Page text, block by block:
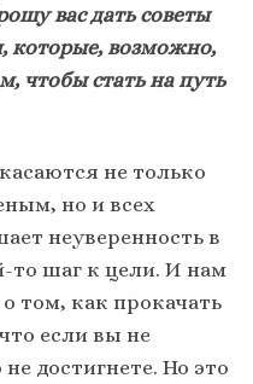
вас дать советы
возможно,
чтобы стать на путь
не только
но и всех
неуверенность в
то шаг к цели. И нам
том, как прокачать
если вы не
достигнете. Но это